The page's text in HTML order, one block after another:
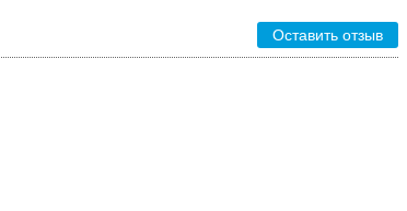
Оставить отзыв